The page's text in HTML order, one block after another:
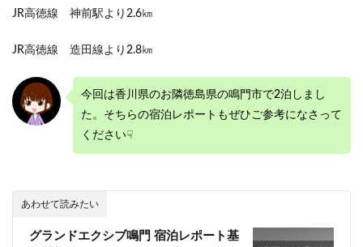
JR高徳線 神前駅より2.6㎞
JR高徳線 造田線より2.8㎞
今回は香川県のお隣徳島県の鳴門市で2泊しまし
た。そちらの宿泊レポートもぜひご参考になさって
ください☟
あわせて読みたい
グランドエクシブ鳴門 宿泊レポート基